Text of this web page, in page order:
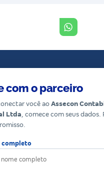
com o parceiro
você ao Assecon
Ltda, comece com seus dados.
completo